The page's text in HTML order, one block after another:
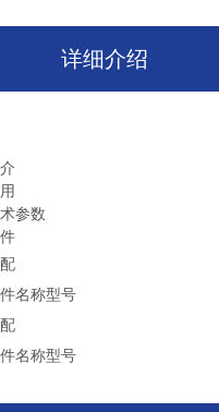
详细介绍
参数
名称型号
名称型号